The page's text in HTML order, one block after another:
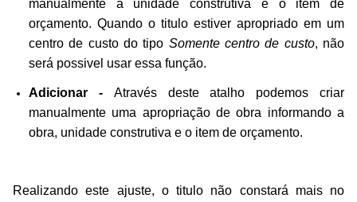
manualmente a unidade construtiva e o item de
orçamento. Quando o titulo estiver apropriado em um
centro de custo do tipo Somente centro de custo, não
será possivel usar essa função.
Adicionar - Através deste atalho podemos criar
manualmente uma apropriação de obra informando a
obra, unidade construtiva e o item de orçamento.
Realizando este ajuste, o titulo não constará mais no